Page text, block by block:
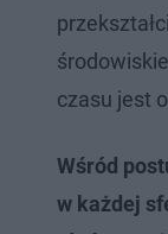
czasu jest
Wśród
w każdej